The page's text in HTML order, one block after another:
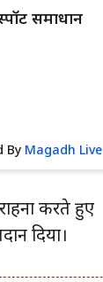
समाधान
By Magadh Live
करते हुए
दिया।